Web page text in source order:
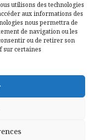
utilisons des technologies
aux informations des
nous permettra de
de navigation ou les
ou de retirer son
sur certaines